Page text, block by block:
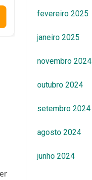
fevereiro 2025
janeiro 2025
novembro 2024
outubro 2024
setembro 2024
agosto 2024
junho 2024